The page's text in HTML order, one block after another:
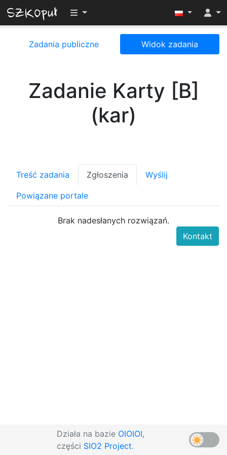
Przełącz widoczność menu
Zadania publiczne Widok zadania
Zadanie Karty [B]
(kar)
Treść zadania Zgłoszenia Wyślij
Powiązane portale
Brak nadesłanych rozwiązań.
Działa na bazie OIOIOI,
części SIO2 Project.
Kontakt